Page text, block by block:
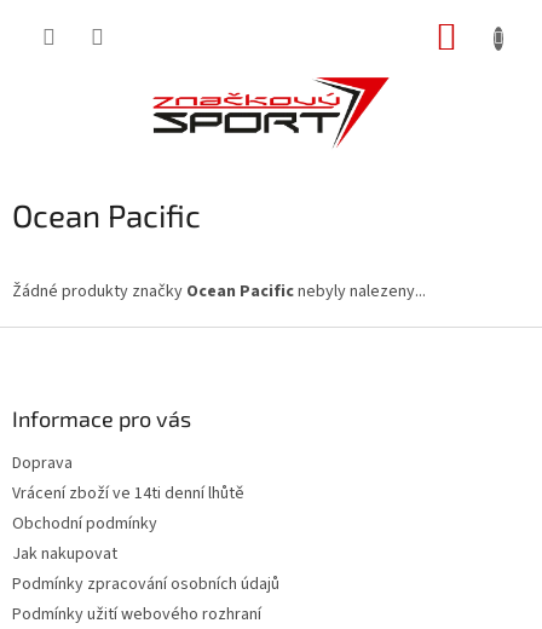
Ocean Pacific
Žádné produkty značky Ocean Pacificnebyly nalezeny...
Informace pro vás
Doprava
Vrácení zboží ve 14ti denní lhůtě
Obchodní podmínky
Jak nakupovat
Podmínky zpracování osobních údajů
Podmínky užití webového rozhraní